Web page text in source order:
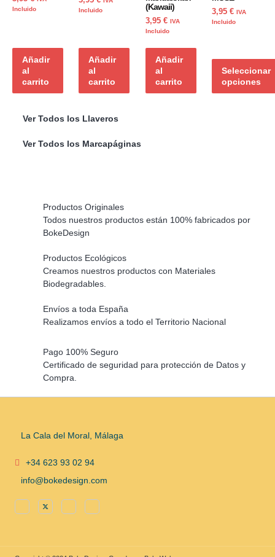
Incluido
Añadir
al
carrito
5.00
de 5
Incluido
Añadir
al
carrito
(Kawaii)
3,95 € IVA
Incluido
Añadir
al
carrito
3,95€ IVA
Incluido
Seleccionar
opciones
Ver Todos los Llaveros
Ver Todos los Marcapáginas
Productos Originales
Todos nuestros productos están 100% fabricados por
BokeDesign
Productos Ecológicos
Creamos nuestros productos con Materiales
Biodegradables.
Envíos a toda España
Realizamos envíos a todo el Territorio Nacional
Pago 100% Seguro
Certificado de seguridad para protección de Datos y
Compra.
La Cala del Moral, Málaga
+34 623 93 02 94
info@bokedesign.com